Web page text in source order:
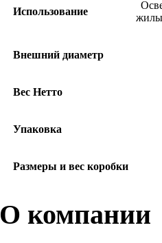
Использование
Внешний диаметр
Вес Нетто
Упаковка
Размеры и вес коробки
О компании